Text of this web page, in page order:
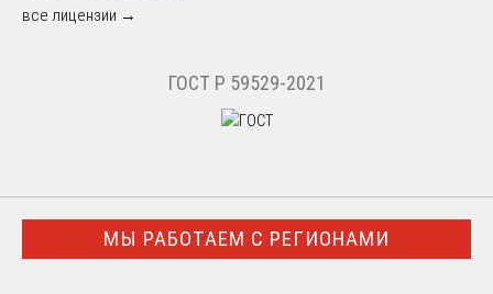
все лицензии →
ГОСТ Р 59529-2021
МЫ РАБОТАЕМ С РЕГИОНАМИ